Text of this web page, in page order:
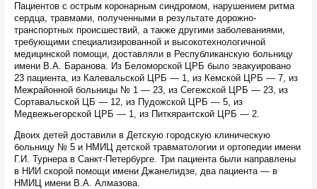
Пациентов с острым коронарным синдромом, нарушением ритма
сердца, травмами, полученными в результате дорожно-
транспортных происшествий, а также другими заболеваниями,
требующими специализированной и высокотехнологичной
медицинской помощи, доставляли в Республиканскую больницу
имени В.А. Баранова. Из Беломорской ЦРБ было эвакуировано
23 пациента, из Калевальской ЦРБ — 1, из Кемской ЦРБ — 7, из
Межрайонной больницы № 1 — 23, из Сегежской ЦРБ — 23, из
Сортавальской ЦБ — 12, из Пудожской ЦРБ — 5, из
Медвежьегорской ЦРБ — 1, из Питкярантской ЦРБ — 2.
Двоих детей доставили в Детскую городскую клиническую
больницу № 5 и НМИЦ детской травматологии и ортопедии имени
Г.И. Турнера в Санкт-Петербурге. Три пациента были направлены
в НИИ скорой помощи имени Джанелидзе, два пациента — в
НМИЦ имени В.А. Алмазова.